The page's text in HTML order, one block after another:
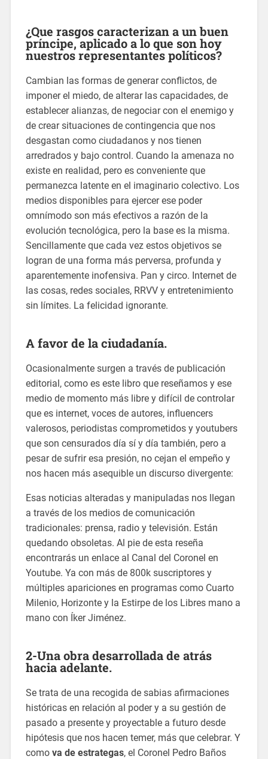
¿Que rasgos caracterizan a un buen
príncipe, aplicado a lo que son hoy
nuestros representantes políticos?
Cambian las formas de generar conflictos, de
imponer el miedo, de alterar las capacidades, de
establecer alianzas, de negociar con el enemigo y
de crear situaciones de contingencia que nos
desgastan como ciudadanos y nos tienen
arredrados y bajo control. Cuando la amenaza no
existe en realidad, pero es conveniente que
permanezca latente en el imaginario colectivo. Los
medios disponibles para ejercer ese poder
omnímodo son más efectivos a razón de la
evolución tecnológica, pero la base es la misma.
Sencillamente que cada vez estos objetivos se
logran de una forma más perversa, profunda y
aparentemente inofensiva. Pan y circo. Internet de
las cosas, redes sociales, RRVV y entretenimiento
sin límites. La felicidad ignorante.
A favor de la ciudadanía.
Ocasionalmente surgen a través de publicación
editorial, como es este libro que reseñamos y ese
medio de momento más libre y difícil de controlar
que es internet, voces de autores, influencers
valerosos, periodistas comprometidos y youtubers
que son censurados día sí y día también, pero a
pesar de sufrir esa presión, no cejan el empeño y
nos hacen más asequible un discurso divergente:
Esas noticias alteradas y manipuladas nos llegan
a través de los medios de comunicación
tradicionales: prensa, radio y televisión. Están
quedando obsoletas. Al pie de esta reseña
encontrarás un enlace al Canal del Coronel en
Youtube. Ya con más de 800k suscriptores y
múltiples apariciones en programas como Cuarto
Milenio, Horizonte y la Estirpe de los Libres mano a
mano con Íker Jiménez.
2-Una obra desarrollada de atrás
hacia adelante.
Se trata de una recogida de sabias afirmaciones
históricas en relación al poder y a su gestión de
pasado a presente y proyectable a futuro desde
hipótesis que nos hacen temer, más que celebrar. Y
como va de estrategas, el Coronel Pedro Baños